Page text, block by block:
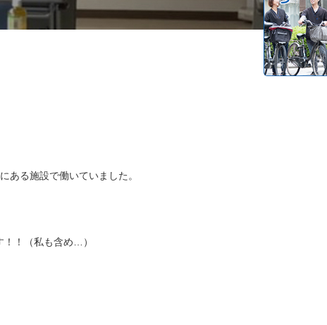
ある施設で働いていました。
！（私も含め…）